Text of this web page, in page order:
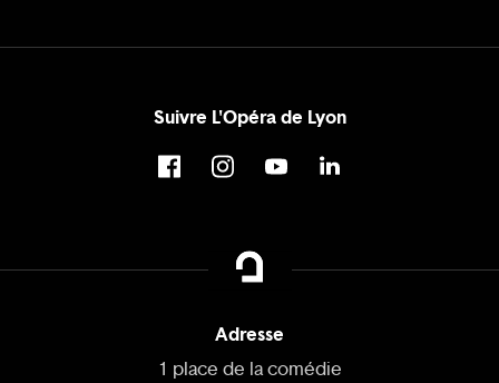
Suivre L'Opéra de Lyon
Adresse
1 place de la comédie